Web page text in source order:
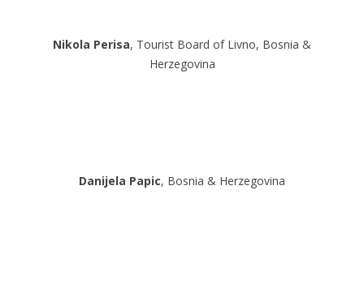
Nikola Perisa, Tourist Board of Livno, Bosnia &
Herzegovina
Danijela Papic, Bosnia & Herzegovina